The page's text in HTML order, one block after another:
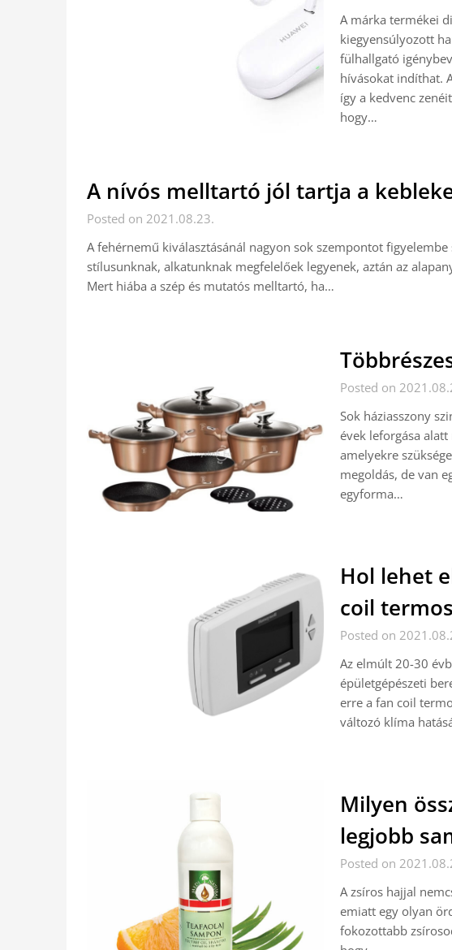
A márka termékei
kiegyensúlyozott
fülhallgató
hívásokat indíthat.
így a kedvenc
hogy…
A nívós melltartó jól tartja a
Posted on 2021.08.23.
A fehérnemű kiválasztásánál nagyon sok szempontot
stílusunknak, alkatunknak megfelelőek legyenek, aztán az
Mert hiába a szép és mutatós melltartó, ha…
Posted on
Sok háziasszony
évek leforgása
amelyekre
megoldás, de van
egyforma…
Hol lehet
coil
Posted on
Az elmúlt 20-30
épületgépészeti
erre a fan coil
változó klíma
Milyen
legjobb
Posted on
A zsíros hajjal
emiatt egy olyan
fokozottabb